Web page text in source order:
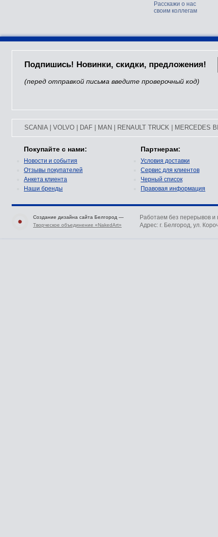
Расскажи о нас
своим коллегам
Подпишись! Новинки, скидки, предложения!
(перед отправкой письма введите проверочный код)
SCANIA| VOLVO DAF MAN RENAULT TRUCK MERCEDES
Покупайте с нами:
Новости и события
Отзывы покупателей
Анкета клиента
Наши бренды
Партнерам:
Условия доставки
Сервис для клиентов
Черный список
Правовая информация
Создание дизайна сайта Белгород —
Творческое объединение «NakedArt»
Работаем без перерывов и
Адрес: г. Белгород, ул.